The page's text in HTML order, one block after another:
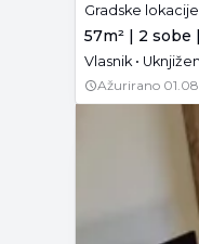
Gradske
57m² | 2 sobe
Vlasnik •
Ažurirano